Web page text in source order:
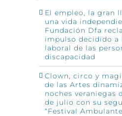
El empleo, la gran
una vida
Fundación Dfa
impulso decidido a
laboral de las
discapacidad
Clown, circo y
de las Artes
noches veraniegas
de julio con su
“Festival